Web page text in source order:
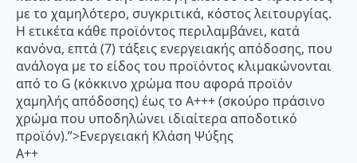
με το χαμηλότερο, συγκριτικά, κόστος λειτουργίας.
Η ετικέτα κάθε προϊόντος περιλαμβάνει, κατά
κανόνα, επτά (7) τάξεις ενεργειακής απόδοσης, που
ανάλογα με το είδος του προϊόντος κλιμακώνονται
από το G (κόκκινο χρώμα που αφορά προϊόν
χαμηλής απόδοσης) έως το Α+++ (σκούρο πράσινο
χρώμα που υποδηλώνει ιδιαίτερα αποδοτικό
προϊόν).”>Ενεργειακή Κλάση Ψύξης
A++